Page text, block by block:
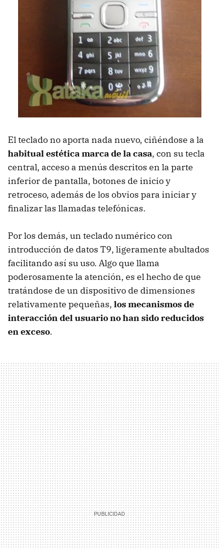
El teclado no aporta nada nuevo, ciñéndose a la
habitual estética marca de la casa, con su tecla
central, acceso a menús descritos en la parte
inferior de pantalla, botones de inicio y
retroceso, además de los obvios para iniciar y
finalizar las llamadas telefónicas.
Por los demás, un teclado numérico con
introducción de datos T9, ligeramente abultados
facilitando así su uso. Algo que llama
poderosamente la atención, es el hecho de que
tratándose de un dispositivo de dimensiones
relativamente pequeñas, los mecanismos de
interacción del usuario no han sido reducidos
en exceso.